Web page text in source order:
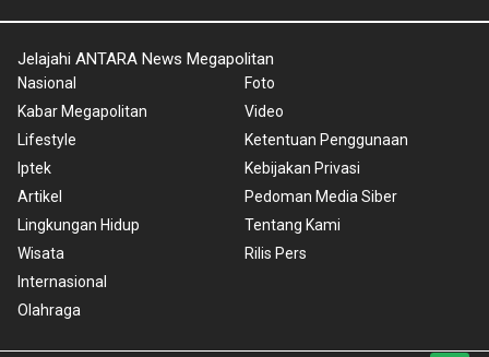
Jelajahi ANTARA News Megapolitan
Nasional
Kabar Megapolitan
Lifestyle
Iptek
Artikel
Lingkungan Hidup
Wisata
Internasional
Olahraga
Foto
Video
Ketentuan Penggunaan
Kebijakan Privasi
Pedoman Media Siber
Tentang Kami
Rilis Pers